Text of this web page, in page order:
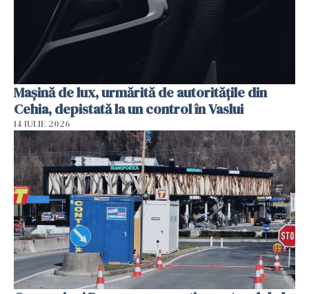
Mașină de lux, urmărită de autoritățile din
Cehia, depistată la un control în Vaslui
14 IULIE 2026